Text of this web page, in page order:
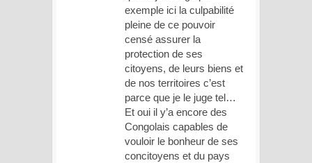
exemple ici la culpabilité
pleine de ce pouvoir
censé assurer la
protection de ses
citoyens, de leurs biens et
de nos territoires c’est
parce que je le juge tel…
Et oui il y’a encore des
Congolais capables de
vouloir le bonheur de ses
concitoyens et du pays